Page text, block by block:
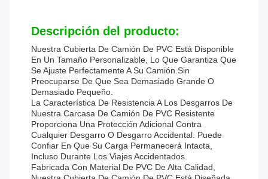
Descripción del producto:
Nuestra Cubierta De Camión De PVC Está Disponible
En Un Tamaño Personalizable, Lo Que Garantiza Que
Se Ajuste Perfectamente A Su Camión.sin
Preocuparse De Que Sea Demasiado Grande O
Demasiado Pequeño.
La Característica De Resistencia A Los Desgarros De
Nuestra Carcasa De Camión De PVC Resistente
Proporciona Una Protección Adicional Contra
Cualquier Desgarro O Desgarro Accidental. Puede
Confiar En Que Su Carga Permanecerá Intacta,
Incluso Durante Los Viajes Accidentados.
Fabricada Con Material De PVC De Alta Calidad,